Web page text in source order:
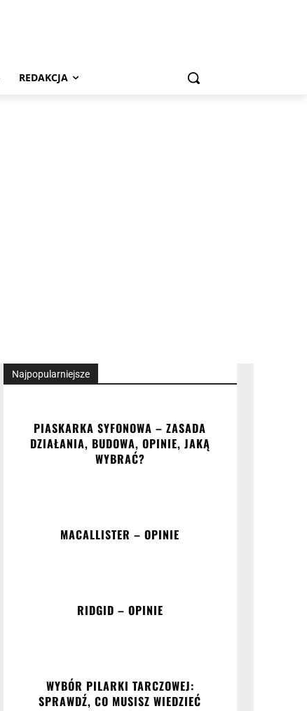
REDAKCJA
Najpopularniejsze
PIASKARKA SYFONOWA – ZASADA
DZIAŁANIA, BUDOWA, OPINIE, JAKĄ
WYBRAĆ?
MACALLISTER – OPINIE
RIDGID – OPINIE
WYBÓR PILARKI TARCZOWEJ:
SPRAWDŹ, CO MUSISZ WIEDZIEĆ